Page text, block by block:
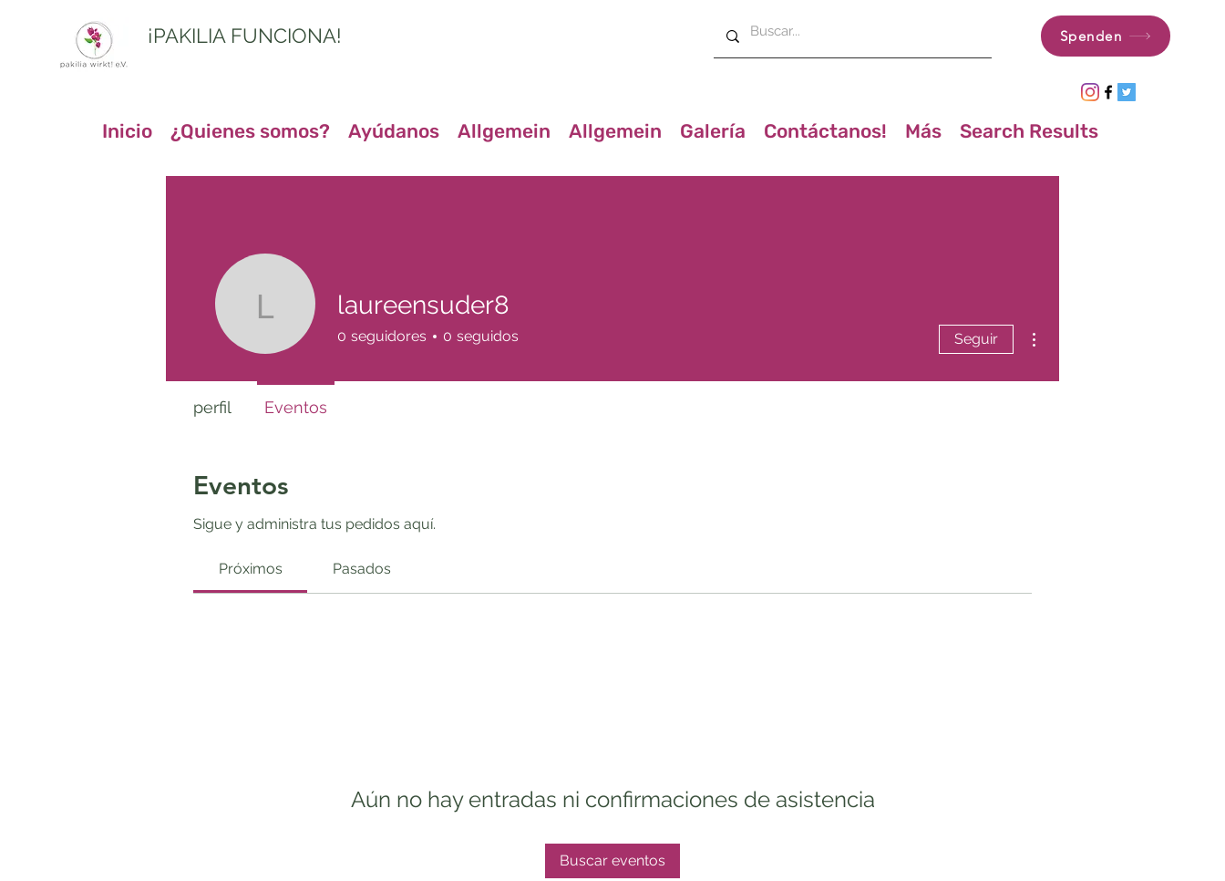
¡PAKILIA FUNCIONA! Spenden
Inicio ¿Quienes somos? Ayúdanos Allgemein Allgemein Galería Contáctanos! Más Search Results
Eventos
Sigue y administra tus pedidos aquí.
Próximos Pasados
Aún no hay entradas ni confirmaciones de asistencia
Buscar eventos
laureensuder8
laureensuder8
0 seguidores 0 seguidos Seguir
perfil Eventos